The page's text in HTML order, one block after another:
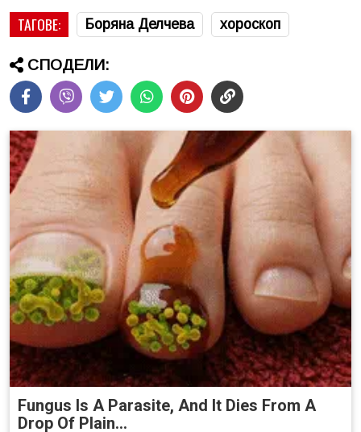
ТАГОВЕ: Боряна Делчева хороскоп
СПОДЕЛИ:
Fungus Is A Parasite, And It Dies From A
Drop Of Plain...